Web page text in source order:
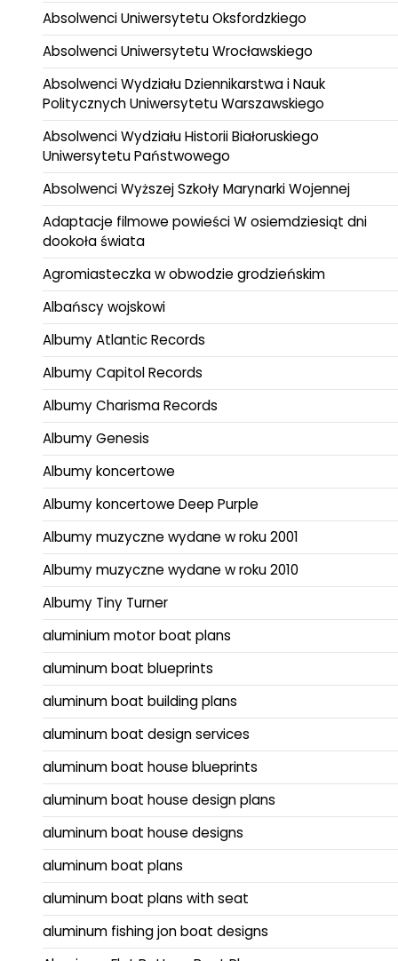
Absolwenci Uniwersytetu Oksfordzkiego
Absolwenci Uniwersytetu Wrocławskiego
Absolwenci Wydziału Dziennikarstwa i Nauk
Politycznych Uniwersytetu Warszawskiego
Absolwenci Wydziału Historii Białoruskiego
Uniwersytetu Państwowego
Absolwenci Wyższej Szkoły Marynarki Wojennej
Adaptacje filmowe powieści W osiemdziesiąt dni
dookoła świata
Agromiasteczka w obwodzie grodzieńskim
Albańscy wojskowi
Albumy Atlantic Records
Albumy Capitol Records
Albumy Charisma Records
Albumy Genesis
Albumy koncertowe
Albumy koncertowe Deep Purple
Albumy muzyczne wydane w roku 2001
Albumy muzyczne wydane w roku 2010
Albumy Tiny Turner
aluminium motor boat plans
aluminum boat blueprints
aluminum boat building plans
aluminum boat design services
aluminum boat house blueprints
aluminum boat house design plans
aluminum boat house designs
aluminum boat plans
aluminum boat plans with seat
aluminum fishing jon boat designs